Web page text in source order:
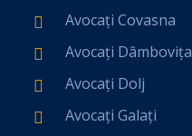
Avocați Covasna
Avocați Dâmbovița
Avocați Dolj
Avocați Galați